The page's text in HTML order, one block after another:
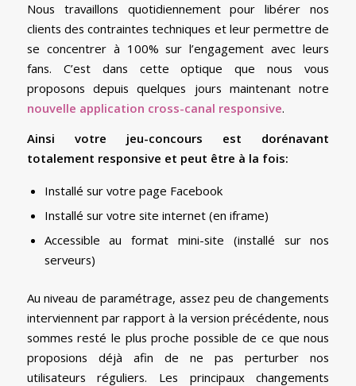
Nous travaillons quotidiennement pour libérer nos
clients des contraintes techniques et leur permettre de
se concentrer à 100% sur l’engagement avec leurs
fans. C’est dans cette optique que nous vous
proposons depuis quelques jours maintenant notre
nouvelle application cross-canal responsive.
Ainsi votre jeu-concours est dorénavant
totalement responsive et peut être à la fois:
Installé sur votre page Facebook
Installé sur votre site internet (en iframe)
Accessible au format mini-site (installé sur nos
serveurs)
Au niveau de paramétrage, assez peu de changements
interviennent par rapport à la version précédente, nous
sommes resté le plus proche possible de ce que nous
proposions déjà afin de ne pas perturber nos
utilisateurs réguliers. Les principaux changements